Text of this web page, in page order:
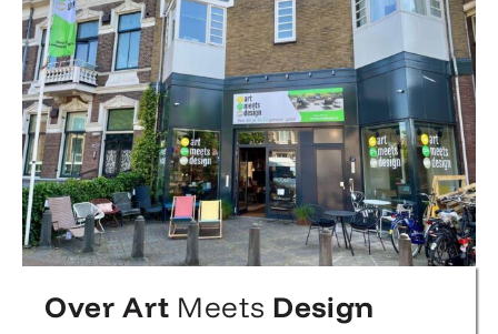
Over Art Meets Design